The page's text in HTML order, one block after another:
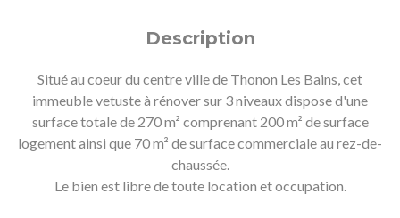
Description
Situé au coeur du centre ville de Thonon Les Bains, cet
immeuble vetuste à rénover sur 3 niveaux dispose d'une
surface totale de 270 m² comprenant 200 m² de surface
logement ainsi que 70 m² de surface commerciale au rez-de-
chaussée.
Le bien est libre de toute location et occupation.